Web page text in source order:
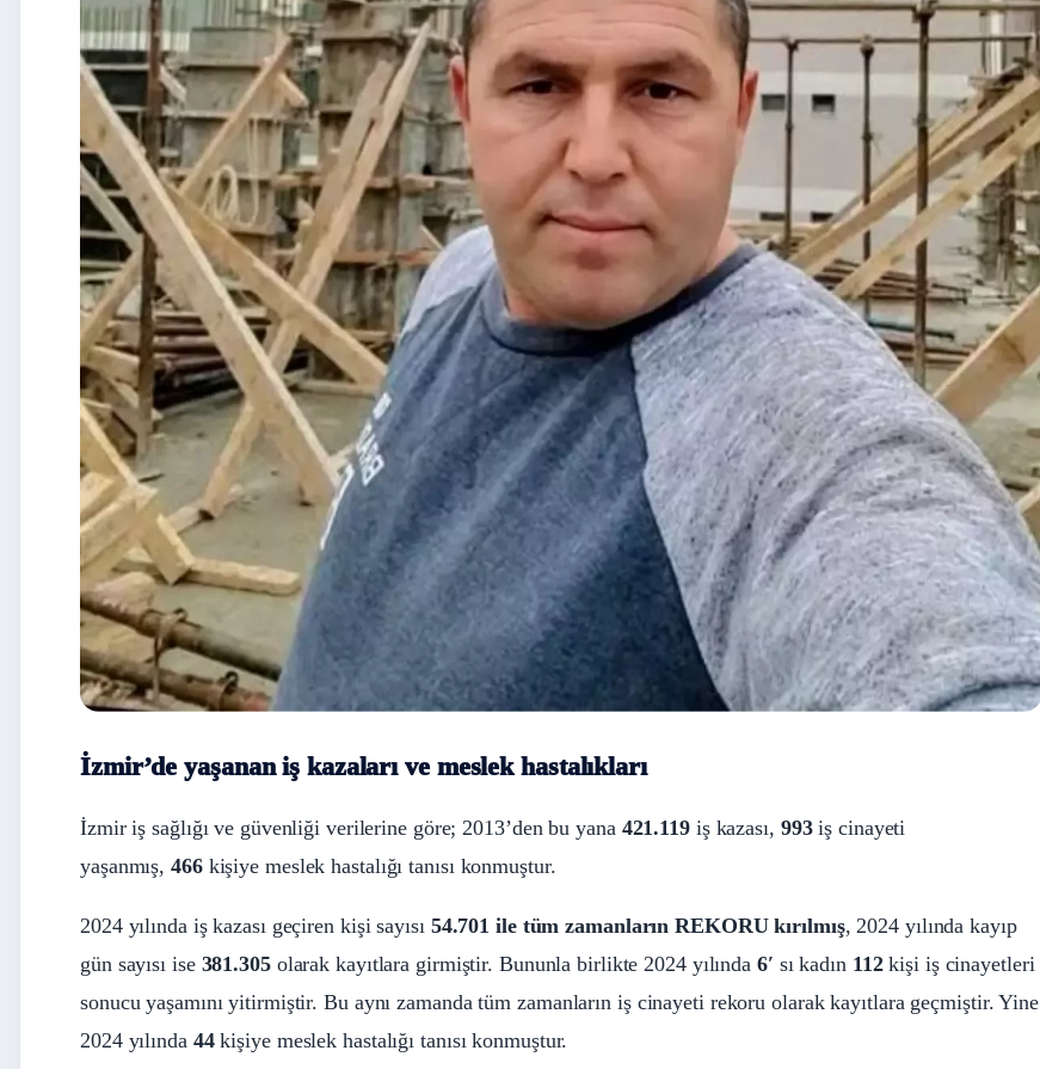
İzmir’de yaşanan iş kazaları ve meslek hastalıkları
İzmir iş sağlığı ve güvenliği verilerine göre; 2013’den bu yana 421.119iş kazası, 993iş cinayeti
yaşanmış,466kişiye meslek hastalığı tanısı konmuştur.
2024 yılında iş kazası geçiren kişi sayısı 54.701 ile tüm zamanların REKORU kırılmış, 2024 yılında kayıp
gün sayısı ise 381.305olarak kayıtlara girmiştir. Bununla birlikte 2024 yılında 6′ sı kadın 112kişi iş cinayetleri
sonucu yaşamını yitirmiştir. Bu aynı zamanda tüm zamanların iş cinayeti rekoru olarak kayıtlara geçmiştir. Yine
2024 yılında 44kişiye meslek hastalığı tanısı konmuştur.